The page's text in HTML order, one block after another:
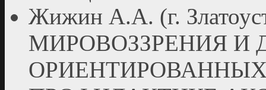
Жижин А.А. (г.
МИРОВОЗЗРЕНИЯ И